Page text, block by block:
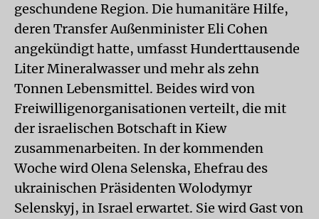
geschundene Region. Die humanitäre Hilfe,
deren Transfer Außenminister Eli Cohen
angekündigt hatte, umfasst Hunderttausende
Liter Mineralwasser und mehr als zehn
Tonnen Lebensmittel. Beides wird von
Freiwilligenorganisationen verteilt, die mit
der israelischen Botschaft in Kiew
zusammenarbeiten. In der kommenden
Woche wird Olena Selenska, Ehefrau des
ukrainischen Präsidenten Wolodymyr
Selenskyj, in Israel erwartet. Sie wird Gast von